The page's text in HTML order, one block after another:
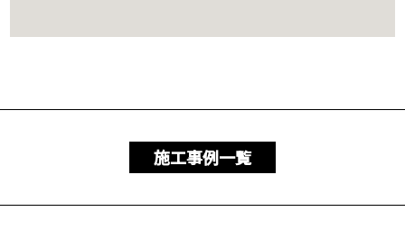
施工事例一覧